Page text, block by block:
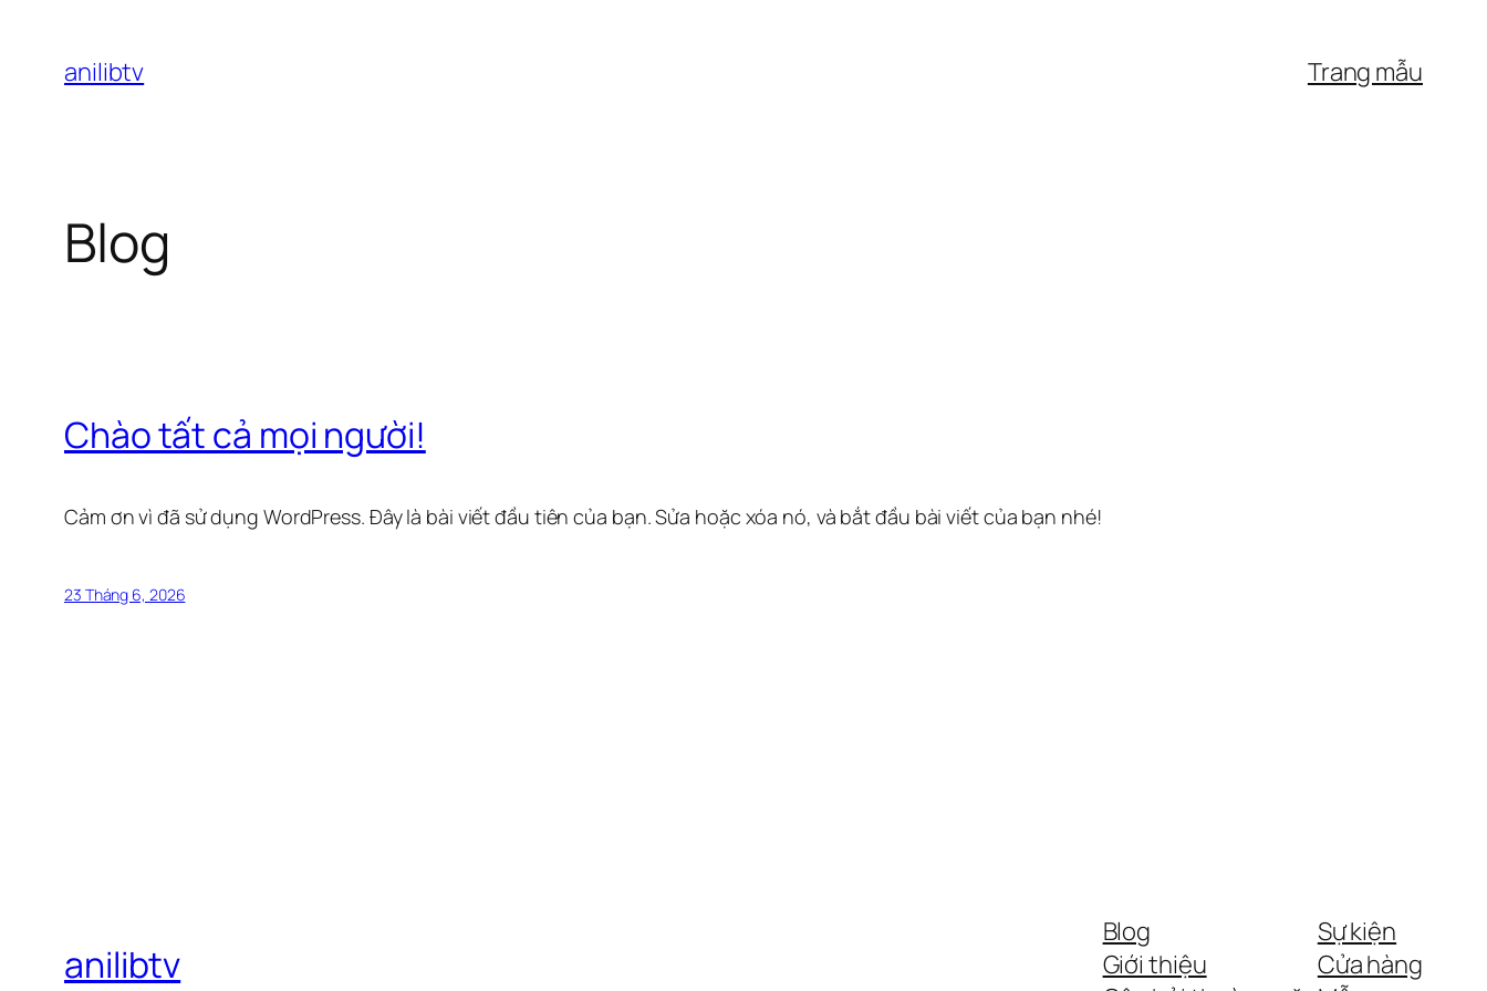
anilibtv Trang mẫu
Blog
Chào tất cả mọi người!
Cảm ơn vì đã sử dụng WordPress. Đây là bài viết đầu tiên của bạn. Sửa hoặc xóa nó, và bắt đầu bài viết của bạn nhé!
23 Tháng 6, 2026
anilibtv
Blog
Giới thiệu
Sự kiện
Cửa hàng